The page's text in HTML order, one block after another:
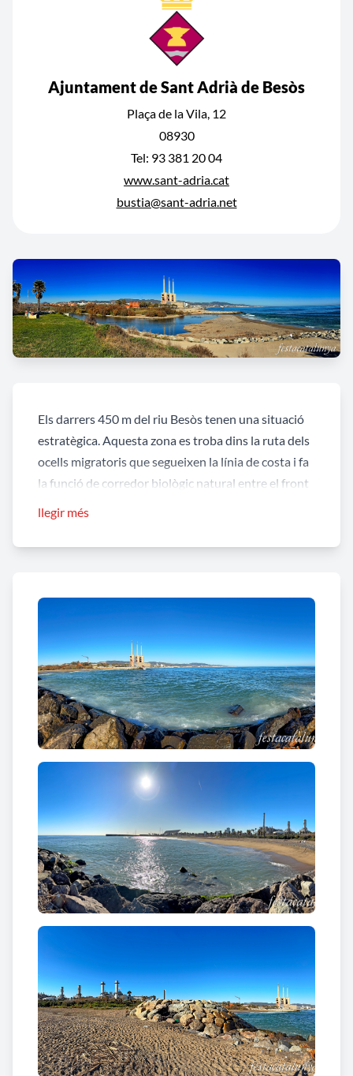
Ajuntament de Sant Adrià de Besòs
Plaça de la Vila, 12
08930
Tel: 93 381 20 04
www.sant-adria.cat
bustia@sant-adria.net
Els darrers 450 m del riu Besòs tenen una situació
estratègica. Aquesta zona es troba dins la ruta dels
ocells migratoris que segueixen la línia de costa i fa
la funció de corredor biològic natural entre el front
Les accions principals que s'han dut a terme en el
acumulacions de terres per suavitzar el relleu,
mantenint les barres de sorra que es formen al
litoral; la creació d'una llacuna propera a la
desembocadura que s'alimenta amb aigua freàtica; i
l’estabilització de la llera mitjançant plantacions
d'halòfits i arbusts propis d'aquests ecosistemes.
L'Ajuntament de Sant Adrià, conscient de les
dimensions reduïdes d'aquest espai recuperat i del
seu alt valor biològic i paisatgístic, ha planificat que
aquest espai no sigui accessible pels ciutadans.
Malgrat aquesta restricció de l'ús públic,
elsmiradors de la desembocadurasón
nombrosos:Parc del Litoral, Parc de la Pau i Pont
de Maristany.
La desembocadura constitueix un gran mirador
dels moviments migratoris de moltes aus que
segueixen la línia de costa i troben aquí una zona de
parada de repòs i alimentació (gavines, corbs
marins..). La vegetació d'aquesta zona també és
peculiar. La desembocadura també té la funció de
llegir més